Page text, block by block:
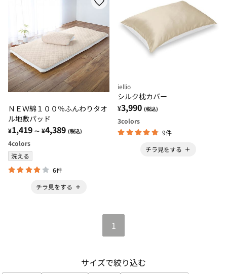
ＮＥＷ綿１００％ふんわりタオ
ル地敷パッド
¥1,419 ～ ¥4,389 (税込)
4colors
洗える
6件
チラ見をする
iellio
シルク枕カバー
¥3,990 (税込)
3colors
9件
チラ見をする
1
サイズで絞り込む